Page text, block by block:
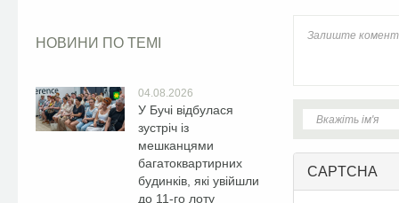
НОВИНИ ПО ТЕМІ
04.08.2026
У Бучі відбулася
зустріч із
мешканцями
багатоквартирних
будинків, які увійшли
до 11-го лоту
CAPTCHA